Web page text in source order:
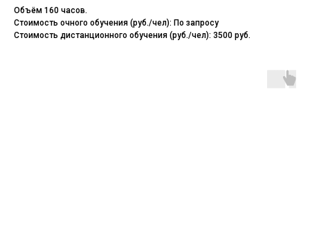
Объём 160 часов.
Стоимость очного обучения (руб./чел): По запросу
Стоимость дистанционного обучения (руб./чел): 3500 руб.